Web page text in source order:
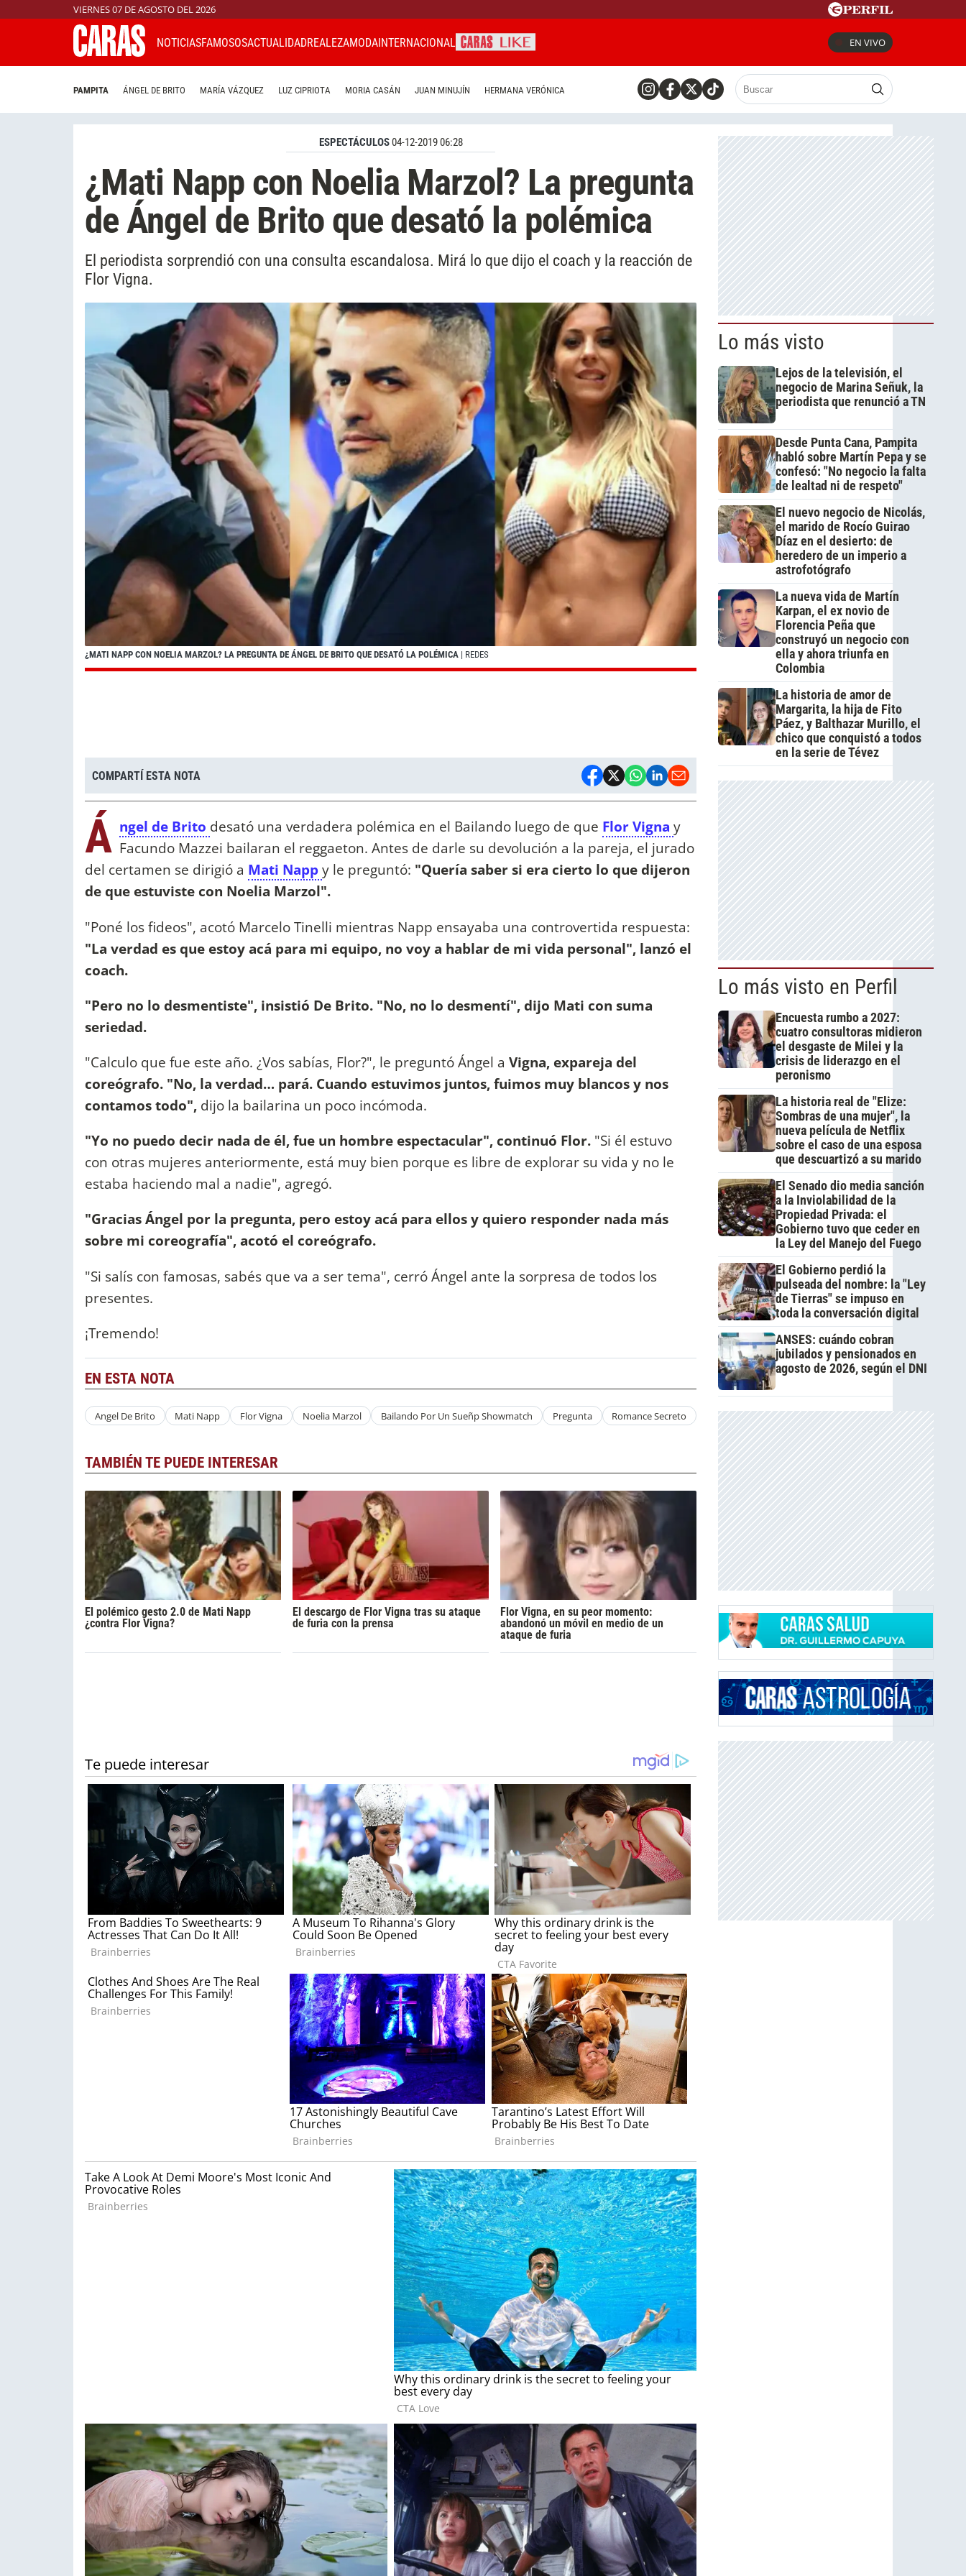
VIERNES 07 DE AGOSTO DEL 2026
NOTICIASFAMOSOSACTUALIDADREALEZAMODAINTERNACIONAL EN VIVO
PAMPITA ÁNGEL DE BRITO MARÍA VÁZQUEZ LUZ CIPRIOTA MORIA CASÁN JUAN MINUJÍN HERMANA VERÓNICA
ESPECTÁCULOS04-12-2019 06:28
¿Mati Napp con Noelia Marzol? La pregunta
de Ángel de Brito que desató la polémica
El periodista sorprendió con una consulta escandalosa. Mirá lo que dijo el coach y la reacción de
Flor Vigna.
¿MATI NAPP CON NOELIA MARZOL? LA PREGUNTA DE ÁNGEL DE BRITO QUE DESATÓ LA POLÉMICA | REDES
COMPARTÍ ESTA NOTA
Á ngel de Brito desató una verdadera polémica en el Bailando luego de que Flor Vigna y
Facundo Mazzei bailaran el reggaeton. Antes de darle su devolución a la pareja, el jurado
del certamen se dirigió a Mati Nappy le preguntó: "Quería saber si era cierto lo que dijeron
de que estuviste con Noelia Marzol".
"Poné los fideos", acotó Marcelo Tinelli mientras Napp ensayaba una controvertida respuesta:
"La verdad es que estoy acá para mi equipo, no voy a hablar de mi vida personal", lanzó el
coach.
"Pero no lo desmentiste", insistió De Brito. "No, no lo desmentí", dijo Mati con suma
seriedad.
"Calculo que fue este año. ¿Vos sabías, Flor?", le preguntó Ángel a Vigna, expareja del
coreógrafo. "No, la verdad… pará. Cuando estuvimos juntos, fuimos muy blancos y nos
contamos todo", dijo la bailarina un poco incómoda.
"Yo no puedo decir nada de él, fue un hombre espectacular", continuó Flor. "Si él estuvo
con otras mujeres anteriormente, está muy bien porque es libre de explorar su vida y no le
estaba haciendo mal a nadie", agregó.
"Gracias Ángel por la pregunta, pero estoy acá para ellos y quiero responder nada más
sobre mi coreografía", acotó el coreógrafo.
"Si salís con famosas, sabés que va a ser tema", cerró Ángel ante la sorpresa de todos los
presentes.
¡Tremendo!
EN ESTA NOTA
Angel De Brito Mati Napp Flor Vigna Noelia Marzol Bailando Por Un Sueñp Showmatch Pregunta Romance Secreto
TAMBIÉN TE PUEDE INTERESAR
El polémico gesto 2.0 de Mati Napp
¿contra Flor Vigna?
El descargo de Flor Vigna tras su ataque
de furia con la prensa
Flor Vigna, en su peor momento:
abandonó un móvil en medio de un
ataque de furia
Lo más visto
Lejos de la televisión, el
negocio de Marina Señuk, la
periodista que renunció a TN
Desde Punta Cana, Pampita
habló sobre Martín Pepa y se
confesó: "No negocio la falta
de lealtad ni de respeto"
El nuevo negocio de Nicolás,
el marido de Rocío Guirao
Díaz en el desierto: de
heredero de un imperio a
astrofotógrafo
La nueva vida de Martín
Karpan, el ex novio de
Florencia Peña que
construyó un negocio con
ella y ahora triunfa en
Colombia
La historia de amor de
Margarita, la hija de Fito
Páez, y Balthazar Murillo, el
chico que conquistó a todos
en la serie de Tévez
Lo más visto en Perfil
Encuesta rumbo a 2027:
cuatro consultoras midieron
el desgaste de Milei y la
crisis de liderazgo en el
peronismo
La historia real de "Elize:
Sombras de una mujer", la
nueva película de Netflix
sobre el caso de una esposa
que descuartizó a su marido
El Senado dio media sanción
a la Inviolabilidad de la
Propiedad Privada: el
Gobierno tuvo que ceder en
la Ley del Manejo del Fuego
El Gobierno perdió la
pulseada del nombre: la "Ley
de Tierras" se impuso en
toda la conversación digital
ANSES: cuándo cobran
jubilados y pensionados en
agosto de 2026, según el DNI